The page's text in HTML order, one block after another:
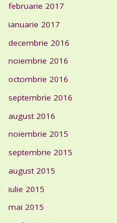
februarie 2017
ianuarie 2017
decembrie 2016
noiembrie 2016
octombrie 2016
septembrie 2016
august 2016
noiembrie 2015
septembrie 2015
august 2015
iulie 2015
mai 2015